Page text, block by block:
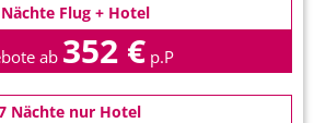
Flug + Hotel
ab 352 € p.P
Nächte nur Hotel